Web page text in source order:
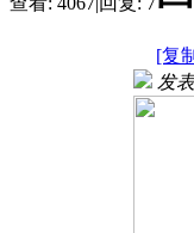
[复
发